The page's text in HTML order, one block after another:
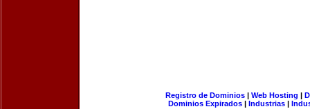
Registro de Dominios| Web Hosting |
Dominios Expirados | Industrias |